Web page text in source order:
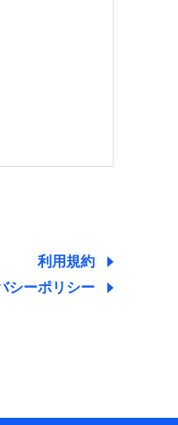
奨するた
利用規約
シーポリシー